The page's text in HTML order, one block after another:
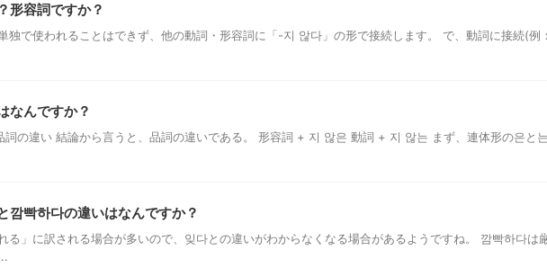
形容詞ですか？
独で使われることはできず、他の動詞・形容詞に「-지 않다」の形で接続します。 で、動詞に接続(
なんですか？
詞の違い 結論から言うと、品詞の違いである。 形容詞 + 지 않은 動詞 + 지 않는 まず、連体形の은と
깜빡하다の違いはなんですか？
る」に訳される場合が多いので、잊다との違いがわからなくなる場合があるようですね。 깜빡하다